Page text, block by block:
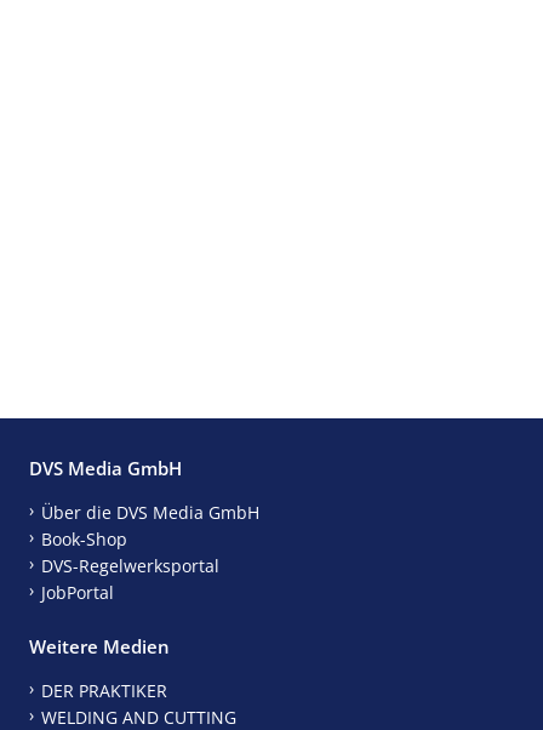
DVS Media GmbH
Über die DVS Media GmbH
Book-Shop
DVS-Regelwerksportal
JobPortal
Weitere Medien
DER PRAKTIKER
WELDING AND CUTTING